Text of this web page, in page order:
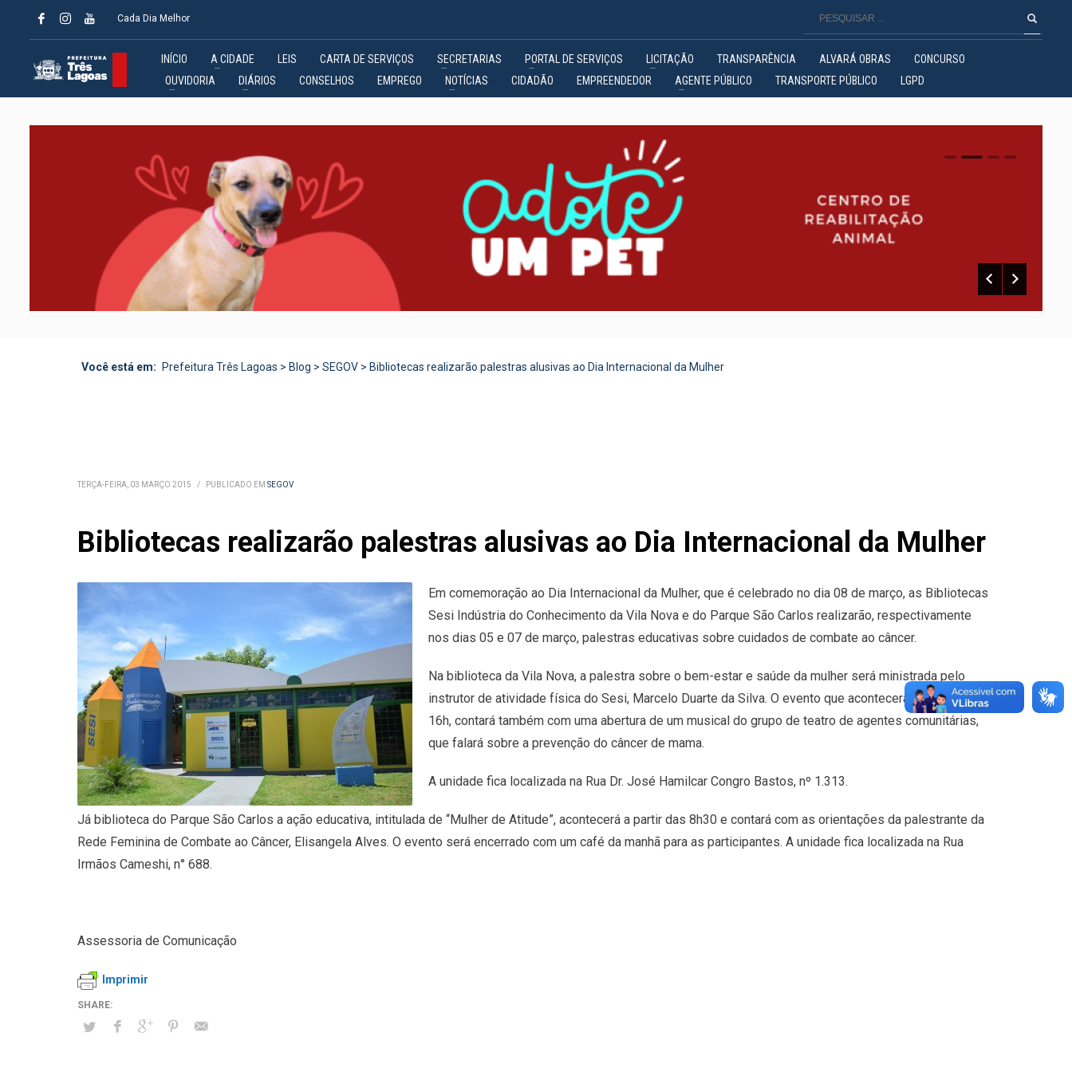
Cada Dia Melhor
INÍCIO A CIDADE LEIS CARTA DE SERVIÇOS SECRETARIAS PORTAL DE SERVIÇOS LICITAÇÃO TRANSPARÊNCIA ALVARÁ OBRAS
CONCURSO
OUVIDORIA
DIÁRIOS CONSELHOS EMPREGO NOTÍCIAS CIDADÃO EMPREENDEDOR AGENTE PÚBLICO TRANSPORTE PÚBLICO LGPD
0 1 2
Você está em: Prefeitura Três Lagoas > Blog > SEGOV > Bibliotecas realizarão palestras alusivas ao Dia Internacional da Mulher
TERÇA-FEIRA, 03 MARÇO 2015 / PUBLICADO EM SEGOV
Bibliotecas realizarão palestras alusivas ao Dia Internacional da Mulher
Em comemoração ao Dia Internacional da Mulher, que é celebrado no dia 08 de março, as Bibliotecas
Sesi Indústria do Conhecimento da Vila Nova e do Parque São Carlos realizarão, respectivamente
nos dias 05 e 07 de março, palestras educativas sobre cuidados de combate ao câncer.
Na biblioteca da Vila Nova, a palestra sobre o bem-estar e saúde da mulher será ministrada pelo
instrutor de atividade física do Sesi, Marcelo Duarte da Silva. O evento que acontecerá a partir das
16h, contará também com uma abertura de um musical do grupo de teatro de agentes comunitárias,
que falará sobre a prevenção do câncer de mama.
A unidade fica localizada na Rua Dr. José Hamilcar Congro Bastos, nº 1.313.
Já biblioteca do Parque São Carlos a ação educativa, intitulada de “Mulher de Atitude”, acontecerá a partir das 8h30 e contará com as orientações da palestrante da
Rede Feminina de Combate ao Câncer, Elisangela Alves. O evento será encerrado com um café da manhã para as participantes. A unidade fica localizada na Rua
Irmãos Cameshi, n° 688.
Assessoria de Comunicação
Imprimir